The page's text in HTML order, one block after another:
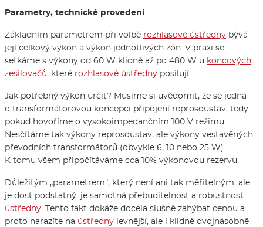
Parametry, technické provedení
Základním parametrem při volbě rozhlasové ústředny bývá
její celkový výkon a výkon jednotlivých zón. V praxi se
setkáme s výkony od 60 W klidně až po 480 W u koncových
zesilovačů, které rozhlasové ústředny posilují.
Jak potřebný výkon určit? Musíme si uvědomit, že se jedná
o transformátorovou koncepci připojení reprosoustav, tedy
pokud hovoříme o vysokoimpedančním 100 V režimu.
Nesčítáme tak výkony reprosoustav, ale výkony vestavěných
převodních transformátorů (obvykle 6, 10 nebo 25 W).
K tomu všem připočítáváme cca 10% výkonovou rezervu.
Důležitým „parametrem“, který není ani tak měřitelným, ale
je dost podstatný, je samotná přebuditelnost a robustnost
ústředny. Tento fakt dokáže docela slušně zahýbat cenou a
proto narazíte na ústředny levnější, ale i klidně dvojnásobně